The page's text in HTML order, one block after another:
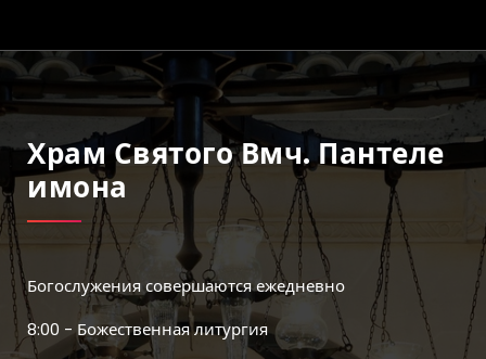
Храм Святого Вмч. Пантеле
Имона
Богослужения совершаются ежедневно
8:00 - Божественная литургия